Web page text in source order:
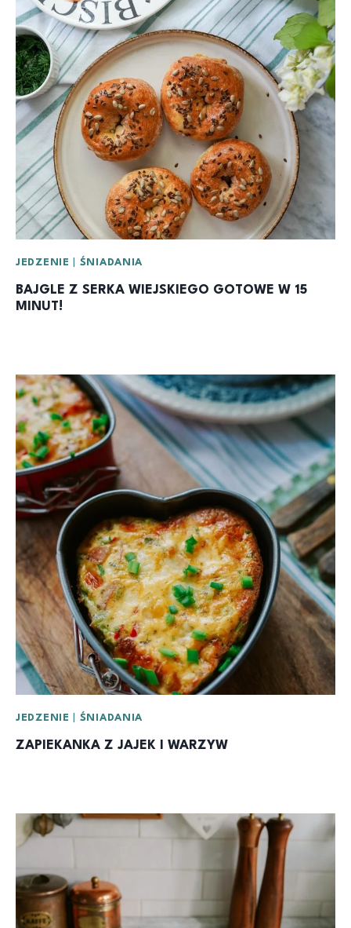
JEDZENIE ŚNIADANIA
BAJGLE Z SERKA WIEJSKIEGO GOTOWE W 15
MINUT!
JEDZENIE ŚNIADANIA
ZAPIEKANKA Z JAJEK I WARZYW